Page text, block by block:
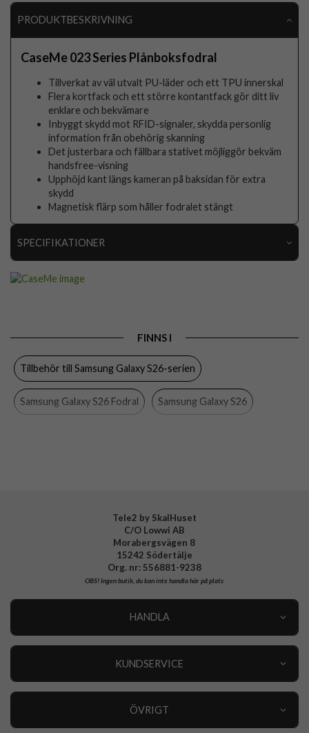
PRODUKTBESKRIVNING
CaseMe 023 Series Plånboksfodral
Tillverkat av väl utvalt PU-läder och ett TPU innerskal
Flera kortfack och ett större kontantfack gör ditt liv
enklare och bekvämare
Inbyggt skydd mot RFID-signaler, skydda personlig
information från obehörig skanning
Det justerbara och fällbara stativet möjliggör bekväm
handsfree-visning
Upphöjd kant längs kameran på baksidan för extra
skydd
Magnetisk flärp som håller fodralet stängt
SPECIFIKATIONER
Kortfack, RFID-skydd, Stativfunktion
Färg
Konstläder, Mjukplast (TPU)
FINNS I
Tillbehör till Samsung Galaxy S26-serien
Samsung Galaxy S26 Fodral Samsung Galaxy S26
Tele2 by SkalHuset
C/O Lowwi AB
Morabergsvägen 8
15242 Södertälje
Org. nr: 556881-9238
OBS!Ingen butik, du kan inte handla här på plats
HANDLA
KUNDSERVICE
ÖVRIGT